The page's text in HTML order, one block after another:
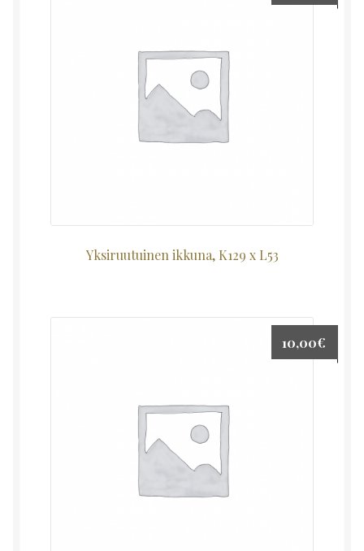
Yksiruutuinen ikkuna, K129 x L53
10,00€